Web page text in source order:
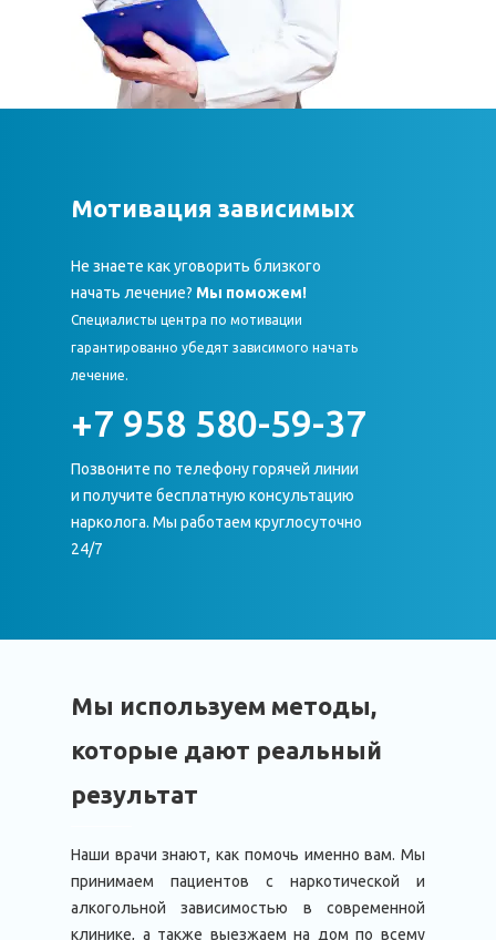
Мотивация зависимых
Не знаете как уговорить близкого
начать лечение? Мы поможем!
Специалисты центра по мотивации
гарантированно убедят зависимого начать
лечение.
+7 958 580-59-37
Позвоните по телефону горячей линии
и получите бесплатную консультацию
нарколога. Мы работаем круглосуточно
24/7
Мы используем методы,
которые дают реальный
результат
Наши врачи знают, как помочь именно вам. Мы
принимаем пациентов с наркотической и
алкогольной зависимостью в современной
клинике, а также выезжаем на дом по всему